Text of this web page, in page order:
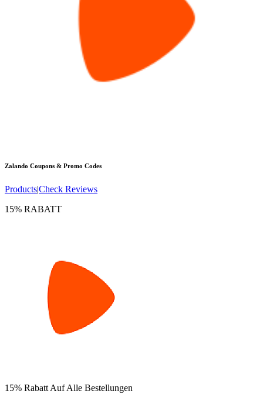
Zalando Coupons & Promo Codes
Products|Check Reviews
15% RABATT
15% Rabatt Auf Alle Bestellungen